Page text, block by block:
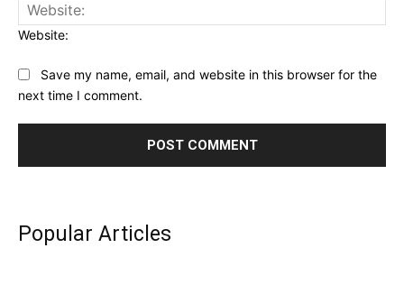
Website:
Save my name, email, and website in this browser for the
next time I comment.
Popular Articles